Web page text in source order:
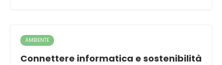
AMBIENTE
Connettere informatica e sostenibilità